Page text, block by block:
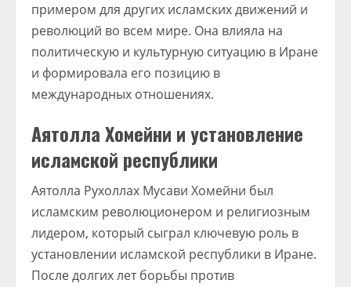
примером для других исламских движений и
революций во всем мире. Она влияла на
политическую и культурную ситуацию в Иране
и формировала его позицию в
международных отношениях.
Аятолла Хомейни и установление
исламской республики
Аятолла Рухоллах Мусави Хомейни был
исламским революционером и религиозным
лидером, который сыграл ключевую роль в
установлении исламской республики в Иране.
После долгих лет борьбы против